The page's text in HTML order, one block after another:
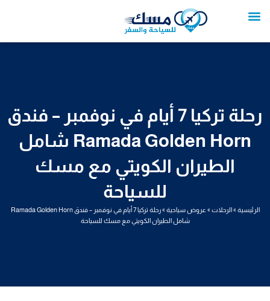
إلى
رحلة تركيا 7 أيام في نوفمبر – فندق
Ramada Golden Horn شامل
الطيران الكويتي مع مسك
للسياحة
الرئيسية»الرحلات» عروض سياحية»
رحلة تركيا 7 أيام في نوفمبر – فندق Ramada Golden Horn
شامل الطيران الكويتي مع مسك للسياحة